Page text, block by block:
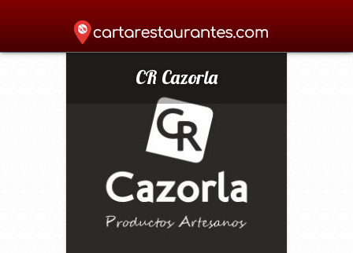
Home »Cafetería»CR Cazorla»
CR Cazorla